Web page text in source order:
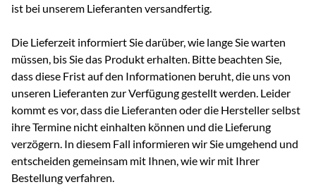
ist bei unserem Lieferanten versandfertig.
Die Lieferzeit informiert Sie darüber, wie lange Sie warten
müssen, bis Sie das Produkt erhalten. Bitte beachten Sie,
dass diese Frist auf den Informationen beruht, die uns von
unseren Lieferanten zur Verfügung gestellt werden. Leider
kommt es vor, dass die Lieferanten oder die Hersteller selbst
ihre Termine nicht einhalten können und die Lieferung
verzögern. In diesem Fall informieren wir Sie umgehend und
entscheiden gemeinsam mit Ihnen, wie wir mit Ihrer
Bestellung verfahren.